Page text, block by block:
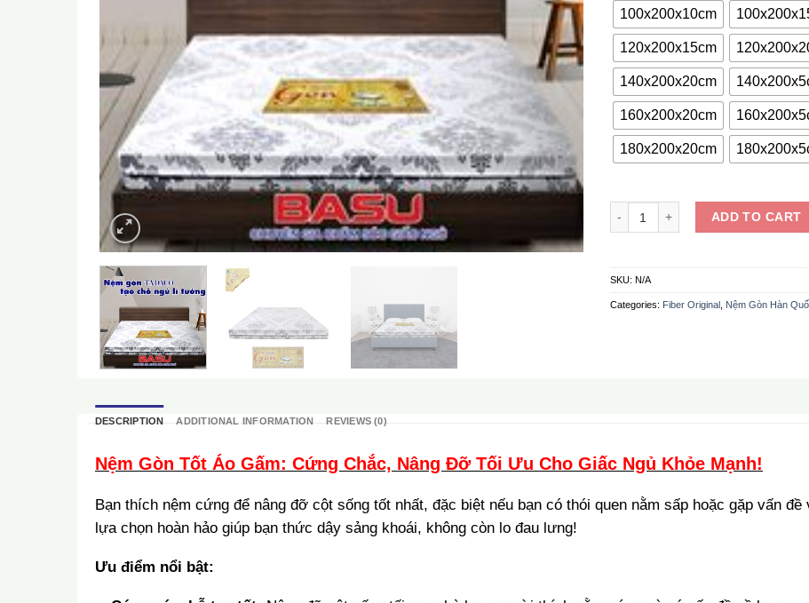
100x200x10cm
120x200x15cm
140x200x20cm
160x200x20cm
180x200x20cm
NỆM GÒN TỐT, CỨNG CÁP quantity
ADD TO CART
SKU: N/A
Categories: Fiber Original , Nệm Gòn Hàn
DESCRIPTION ADDITIONAL INFORMATION REVIEWS (0)
Nệm Gòn Tốt Áo Gấm: Cứng Chắc, Nâng Đỡ Tối Ưu Cho Giấc Ngủ Khỏe Mạnh!
Bạn thích nệm cứng để nâng đỡ cột sống tốt nhất, đặc biệt nếu bạn có thói quen nằm sấp hoặc gặp vấn
lựa chọn hoàn hảo giúp bạn thức dậy sảng khoái, không còn lo đau lưng!
Ưu điểm nổi bật: